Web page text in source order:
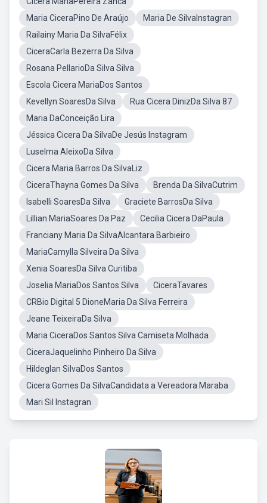
Maria CiceraPino De Araújo
Maria De SilvaInstagran
Railainy Maria Da SilvaFélix
CiceraCarla Bezerra Da Silva
Rosana PellarioDa Silva Silva
Escola Cicera MariaDos Santos
Kevellyn SoaresDa Silva
Rua Cicera DinizDa Silva 87
Maria DaConceição Lira
Jéssica Cicera Da SilvaDe Jesús Instagram
Luselma AleixoDa Silva
Cicera Maria Barros Da SilvaLiz
CiceraThayna Gomes Da Silva
Brenda Da SilvaCutrim
Isabelli SoaresDa Silva
Graciete BarrosDa Silva
Lillian MariaSoares Da Paz
Cecilia Cicera DaPaula
Franciany Maria Da SilvaAlcantara Barbieiro
MariaCamylla Silveira Da Silva
Xenia SoaresDa Silva Curitiba
Joselia MariaDos Santos Silva
CiceraTavares
CRBio Digital 5 DioneMaria Da Silva Ferreira
Jeane TeixeiraDa Silva
Maria CiceraDos Santos Silva Camiseta Molhada
CiceraJaquelinho Pinheiro Da Silva
Hildeglan SilvaDos Santos
Cicera Gomes Da SilvaCandidata a Vereadora Maraba
Mari Sil Instagran